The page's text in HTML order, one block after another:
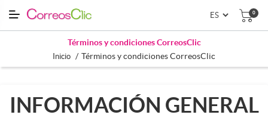
0
Términos y condiciones CorreosClic
Inicio / Términos y condiciones CorreosClic
INFORMACIÓN GENERAL